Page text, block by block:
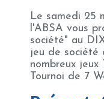
Le samedi 25
l'ABSA vous
société" au
jeu de société
nombreux
Tournoi de 7